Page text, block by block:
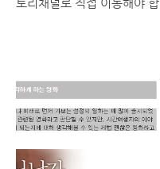
토리채널로 직접 이동해야 합